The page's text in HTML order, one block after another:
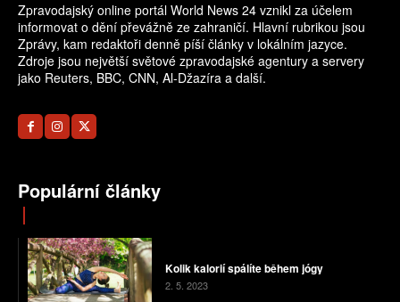
Zpravodajský online portál World News 24 vznikl za účelem
informovat o dění převážně ze zahraničí. Hlavní rubrikou jsou
Zprávy, kam redaktoři denně píší články v lokálním jazyce.
Zdroje jsou největší světové zpravodajské agentury a servery
jako Reuters, BBC, CNN, Al-Džazíra a další.
Populární články
Kolik kalorií spálíte během jógy
2. 5. 2023